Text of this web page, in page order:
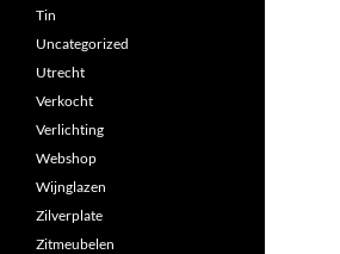
Tin
Uncategorized
Utrecht
Verkocht
Verlichting
Webshop
Wijnglazen
Zilverplate
Zitmeubelen